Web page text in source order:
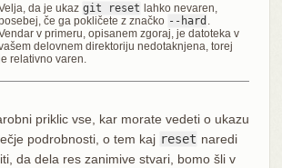
da je ukaz git reset lahko nevaren,
če ga pokličete z značko --hard
v primeru, opisanem zgoraj, je datoteka v
delovnem direktoriju nedotaknjena, torej
relativno varen.
priklic vse, kar morate vedeti o ukazu
podrobnosti, o tem kaj reset naredi
da dela res zanimive stvari, bomo šli v